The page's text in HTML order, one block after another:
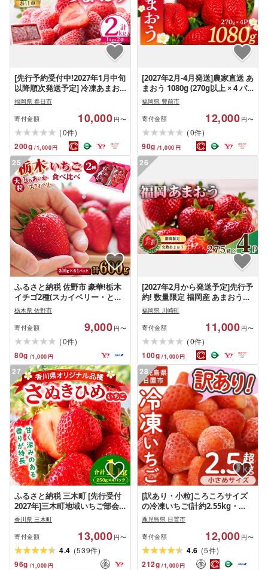
[先行予約受付中!2027年1月中旬
以降順次発送予定] 冷凍あまお
う(計2kg・1kg×2袋) いちご イ
チゴ 苺 あまおう 冷凍いちご 冷
凍イチゴ 国産 福岡県 果物 フル
ーツ アイス シャーベット ジャ
ム スムージー 冷凍フルーツ [離
島配送不可][ksg0438][うるう農
園]
福岡県 春日市
寄付金額 10,000 円〜
(0件)
200g /1,000円
[2027年2月-4月発送]農家直送 あ
まおう 1080g (270g以上 × 4 パ
ック) 土耕栽培[豊前市][内藤農
園][VAB002] 果物 苺 イチゴ あま
おう アマオウ 福岡 フルーツ い
ちご あまおう 旬 新鮮 いちご あ
まおう 先行予約 福岡県
福岡県 豊前市
寄付金額 12,000 円〜
(0件)
90g /1,000 円
25
ふるさと納税 佐野市 豪華!栃木
イチゴ2種(スカイベリー・とち
あいか)大粒 食べ比べセット
(300g×2パック)
栃木県 佐野市
寄付金額 9,000 円〜
(0件)
80g /1,000 円
26
[2027年2月から発送予定]先行予
約! 数量限定 福岡産 あまおう
ichigo strawberry itigo 約
1.1kg 約275g×4パック セット
いちご 苺 イチゴ フルーツ 果物
くだもの 春 旬 福岡 九州 福岡県
川崎町 暖家のいちご
福岡県 川崎町
寄付金額 11,000 円〜
(0件)
100g /1,000円
27
ふるさと納税 三木町 [先行受付
2027年]三木町地域いちご部会
「さぬきひめ」1kgパック
香川県 三木町
寄付金額 13,000 円〜
4.4 (539件)
96g /1,000 円
28
[訳あり・小粒]ころころサイズ
の冷凍いちご(計約2.55kg・
850g×3袋) 訳あり 訳アリ いちご
イチゴ 苺 冷凍 果物 フルーツ 国
産 九州産 鹿児島県産 減農薬 ア
イス 不揃い 規格外[片平観光農
園]
鹿児島県 日置市
寄付金額 12,000 円〜
4.6 (5件)
212g /1,000円